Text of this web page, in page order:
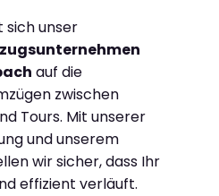
sich unser
auf die
zwischen
Tours. Mit unserer
und unserem
wir sicher, dass Ihr
effizient verläuft.